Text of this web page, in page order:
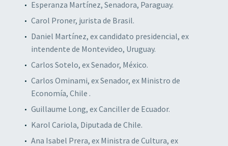
Esperanza Martínez, Senadora, Paraguay.
Carol Proner, jurista de Brasil.
Daniel Martínez, ex candidato presidencial, ex
intendente de Montevideo, Uruguay.
Carlos Sotelo, ex Senador, México.
Carlos Ominami, ex Senador, ex Ministro de
Economía, Chile .
Guillaume Long, ex Canciller de Ecuador.
Karol Cariola, Diputada de Chile.
Ana Isabel Prera, ex Ministra de Cultura, ex